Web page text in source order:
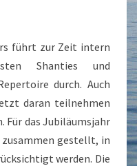
führt zur Zeit intern
Shanties und
durch. Auch
daran teilnehmen
Für das Jubiläumsjahr
gestellt, in
werden. Die